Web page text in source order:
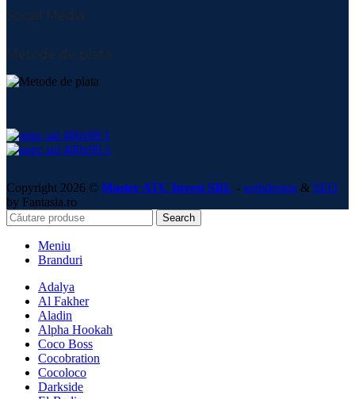
Social Media:
Metode de plată:
Copyright 2026 © Master ATC Invest SRL - webdesign & SEO
by Fantasia.ro
Search
Meniu
Branduri
Adalya
Al Fakher
Aladin
Alpha Hookah
Coco Boss
Cocobration
Cocoloco
Darkside